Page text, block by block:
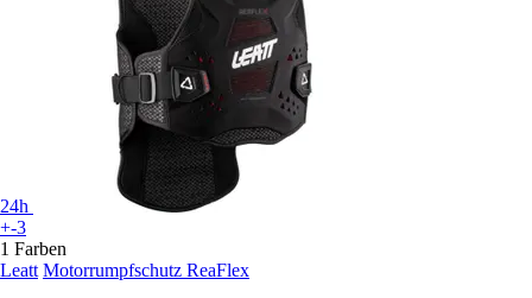
24h
+-3
1 Farben
Leatt Motorrumpfschutz ReaFlex